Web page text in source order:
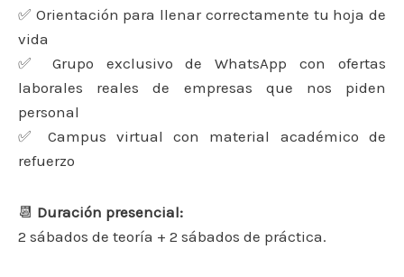
✅ Orientación para llenar correctamente tu hoja de
vida
✅ Grupo exclusivo de WhatsApp con ofertas
laborales reales de empresas que nos piden
personal
✅ Campus virtual con material académico de
refuerzo
📆 Duración presencial:
2 sábados de teoría + 2 sábados de práctica.